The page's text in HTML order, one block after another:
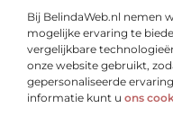
Bij BelindaWeb.nl nemen
mogelijke ervaring te
vergelijkbare
onze website gebruikt,
gepersonaliseerde
informatie kunt u ons
Onze informatie